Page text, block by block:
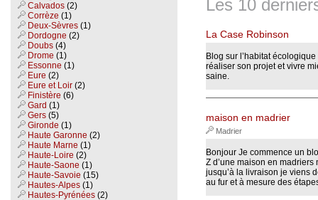
Calvados (2)
Corrèze (1)
Deux-Sèvres (1)
Dordogne (2)
Doubs (4)
Drome (1)
Essonne (1)
Eure (2)
Eure et Loir (2)
Finistère (6)
Gard (1)
Gers (5)
Gironde (1)
Haute Garonne (2)
Haute Marne (1)
Haute-Loire (2)
Haute-Saone (1)
Haute-Savoie (15)
Hautes-Alpes (1)
Hautes-Pyrénées (2)
Les 10
La Case Robinson
Blog sur l’habitat
réaliser son projet et vivre
saine.
maison en madrier
Madrier
Bonjour Je commence un
Z d’une maison en
jusqu’à la livraison je viens
au fur et à mesure des